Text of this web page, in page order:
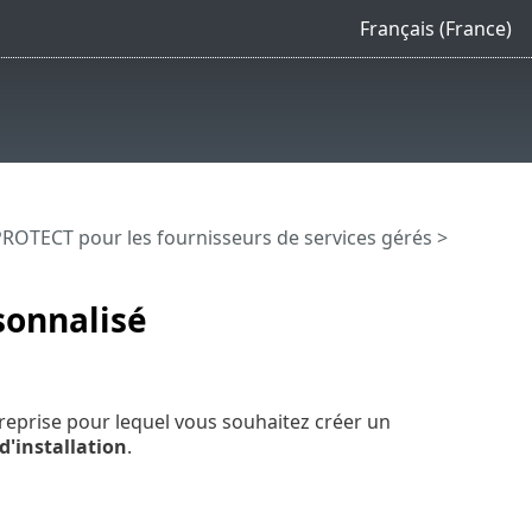
Français (France)
pour les fournisseurs de services gérés >
pour lequel vous souhaitez créer un
.